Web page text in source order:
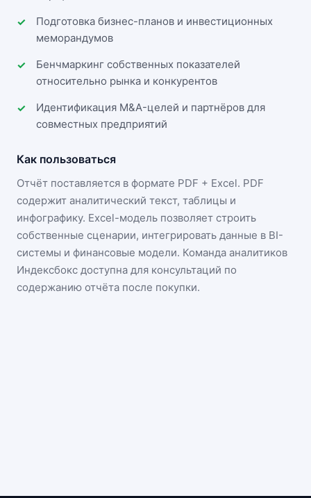
Подготовка бизнес-планов и инвестиционных
меморандумов
Бенчмаркинг собственных показателей
относительно рынка и конкурентов
Идентификация M&A-целей и партнёров для
совместных предприятий
Как пользоваться
Отчёт поставляется в формате PDF + Excel. PDF
содержит аналитический текст, таблицы и
инфографику. Excel-модель позволяет строить
собственные сценарии, интегрировать данные в BI-
системы и финансовые модели. Команда аналитиков
Индексбокс доступна для консультаций по
содержанию отчёта после покупки.